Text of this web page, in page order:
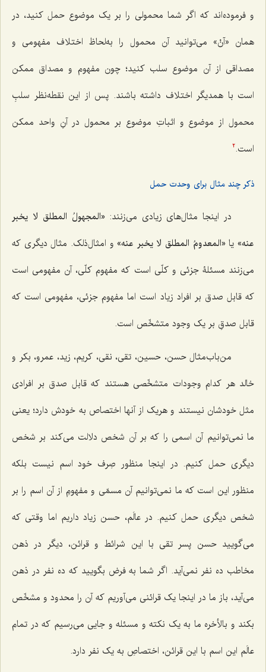
و فرموده‌اند که اگر شما محمولی را بر یک موضوع حمل کنید، در
همان «آنْ» می‌توانید آن محمول را به‌لحاظ اختلاف مفهومی و
مصداقی از آن موضوع سلب کنید؛ چون مفهوم و مصداق ممکن
است با همدیگر اختلاف داشته باشند. پس از این نقطه‌نظر سلبِ
محمول از موضوع و اثباتِ موضوع بر محمول در آنِ واحد ممکن
است.2
ذکر چند مثال برای وحدت حمل
در اینجا مثال‌های زیادی می‌زنند:«المجهولُ المطلق لا یخبر
عنه»یا«المعدومُ المطلق لا یخبر عنه»و امثال‌ذلک. مثال دیگری که
می‌زنند مسئلۀ جزئی و کلّی است که مفهوم کلّی، آن مفهومی است
که قابل صدق بر افراد زیاد است اما مفهوم جزئی، مفهومی است که
قابل صدقِ بر یک وجود متشخّص است.
من‌باب‌مثال حسن، حسین، تقی، نقی، کریم، زید، عمرو، بکر و
خالد هر کدام وجودات متشخّصی هستند که قابل صدق بر افرادی
مثل خودشان نیستند و هریک از آنها اختصاص به خودش دارد؛ یعنی
ما نمی‌توانیم آن اسمی را که بر آن شخص دلالت می‌کند بر شخص
دیگری حمل کنیم. در اینجا منظور صِرف خود اسم نیست بلکه
منظور این است که ما نمی‌توانیم آن مسمّی و مفهومِ از آن اسم را بر
شخص دیگری حمل کنیم. در عالَم، حسن زیاد داریم اما وقتی که
می‌گویید حسن پسر تقی با این شرائط و قرائن، دیگر در ذهن
مخاطب ده نفر نمی‌آید. اگر شما به فرض بگویید که ده نفر در ذهن
می‌آید، باز ما در اینجا یک قرائنی می‌آوریم که آن را محدود و مشخّص
بکند و بالأخره ما به یک نکته و مسئله و جایی می‌رسیم که در تمام
عالَم این اسم با این قرائن، اختصاصِ به یک نفر دارد.